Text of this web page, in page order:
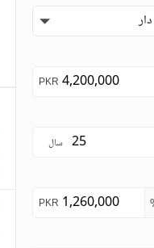
PKR
سال
PKR